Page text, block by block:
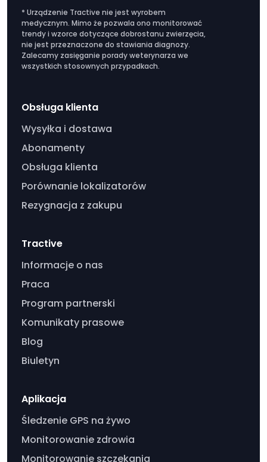
* Urządzenie Tractive nie jest wyrobem
medycznym. Mimo że pozwala ono monitorować
trendy i wzorce dotyczące dobrostanu zwierzęcia,
nie jest przeznaczone do stawiania diagnozy.
Zalecamy zasięganie porady weterynarza we
wszystkich stosownych przypadkach.
Obsługa klienta
Wysyłka i dostawa
Abonamenty
Obsługa klienta
Porównanie lokalizatorów
Rezygnacja z zakupu
Tractive
Informacje o nas
Praca
Program partnerski
Komunikaty prasowe
Blog
Biuletyn
Aplikacja
Śledzenie GPS na żywo
Monitorowanie zdrowia
Monitorowanie szczekania